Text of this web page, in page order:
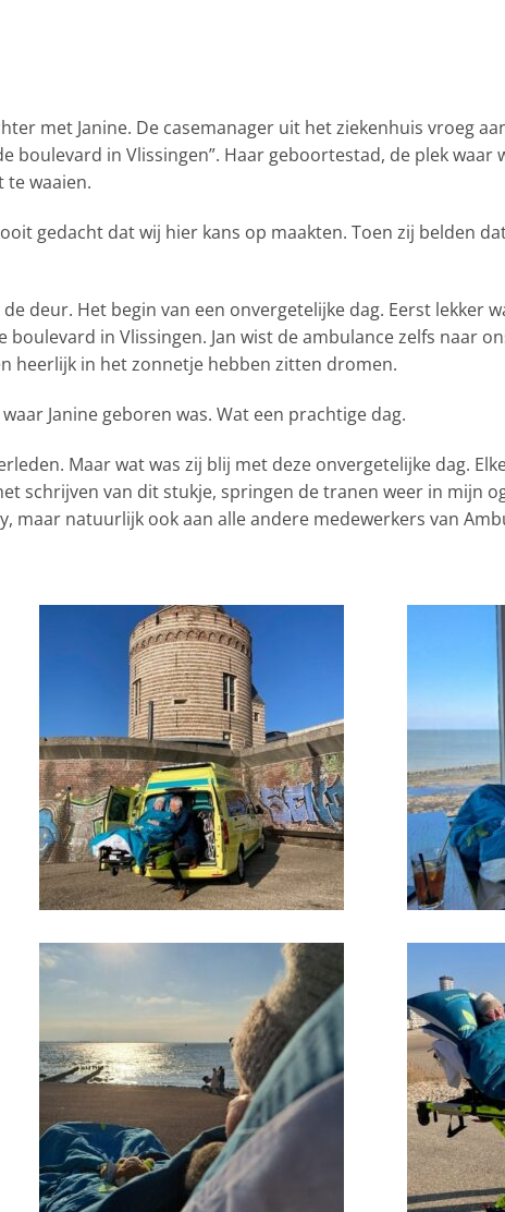
met Janine. De casemanager uit het ziekenhuis vroeg
boulevard in Vlissingen”. Haar geboortestad, de plek waar
te waaien.
gedacht dat wij hier kans op maakten. Toen zij belden
deur. Het begin van een onvergetelijke dag. Eerst lekker
in Vlissingen. Jan wist de ambulance zelfs naar
heerlijk in het zonnetje hebben zitten dromen.
Janine geboren was. Wat een prachtige dag.
Maar wat was zij blij met deze onvergetelijke dag.
schrijven van dit stukje, springen de tranen weer in mijn
maar natuurlijk ook aan alle andere medewerkers van